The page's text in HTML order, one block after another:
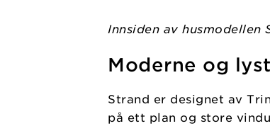
Innsiden av husmodellen
Moderne og
Strand er designet av
på ett plan og store